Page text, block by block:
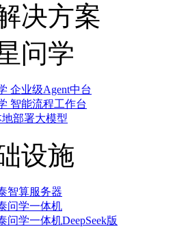
决方案
问学
企业级Agent中台
智能流程工作台
部署大模型
设施
智算服务器
问学一体机
问学一体机DeepSeek版